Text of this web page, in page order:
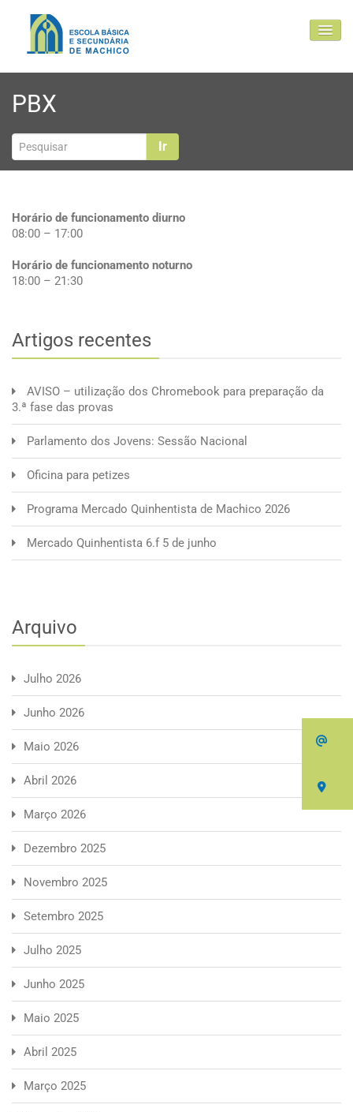
EBSM
Comunidade Educativa
Clubes e projetos
Atualidade
PBX
Ir
Horário de funcionamento diurno
08:00 – 17:00
Horário de funcionamento noturno
18:00 – 21:30
Artigos recentes
AVISO – utilização dos Chromebook para preparação da
3.ª fase das provas
Parlamento dos Jovens: Sessão Nacional
Oficina para petizes
Programa Mercado Quinhentista de Machico 2026
Mercado Quinhentista 6.f 5 de junho
Arquivo
Julho 2026
Junho 2026
Maio 2026
Abril 2026
Março 2026
Dezembro 2025
Novembro 2025
Setembro 2025
Julho 2025
Junho 2025
Maio 2025
Abril 2025
Março 2025